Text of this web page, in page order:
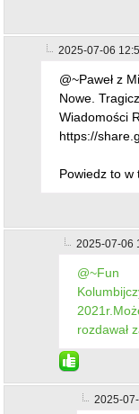
2025-07-06
@~Paweł z
Nowe.
Wiadomości
https://
Powiedz to w
2025-07-06
@~Fun
rozdawał
2025-